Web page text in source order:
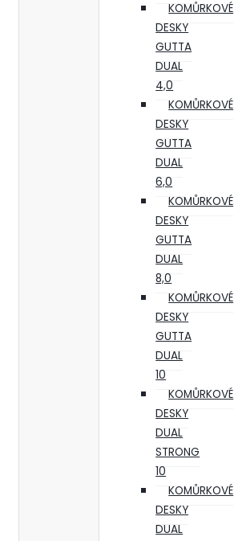
KOMŮRKOVÉ
DESKY
GUTTA
DUAL
4,0
KOMŮRKOVÉ
DESKY
GUTTA
DUAL
6,0
KOMŮRKOVÉ
DESKY
GUTTA
DUAL
8,0
KOMŮRKOVÉ
DESKY
GUTTA
DUAL
10
KOMŮRKOVÉ
DESKY
DUAL
STRONG
10
KOMŮRKOVÉ
DESKY
DUAL